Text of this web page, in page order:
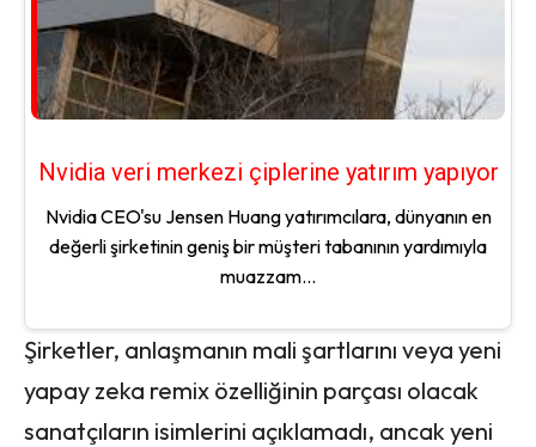
Nvidia veri merkezi çiplerine yatırım yapıyor
Nvidia CEO'su Jensen Huang yatırımcılara, dünyanın en
değerli şirketinin geniş bir müşteri tabanının yardımıyla
muazzam...
Şirketler, anlaşmanın mali şartlarını veya yeni
yapay zeka remix özelliğinin parçası olacak
sanatçıların isimlerini açıklamadı, ancak yeni